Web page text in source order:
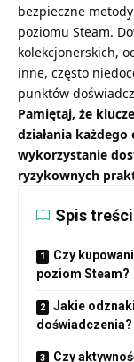
bezpieczne
poziomu Steam.
kolekcjonerskich,
inne, często
punktów
Pamiętaj, że
działania
wykorzystanie
ryzykownych
Spis treści
Czy
poziom Steam?
Jakie
doświadczenia?
Czy